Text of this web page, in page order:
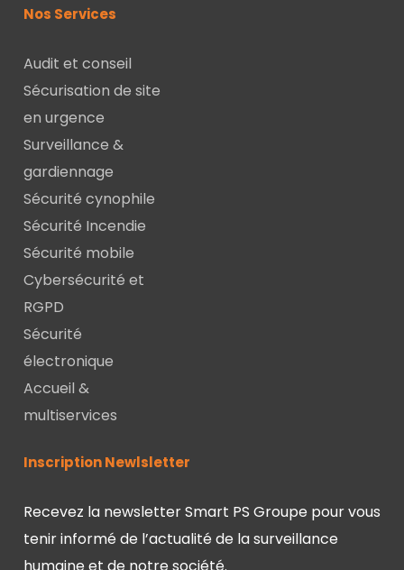
Nos Services
Audit et conseil
Sécurisation de site
en urgence
Surveillance &
gardiennage
Sécurité cynophile
Sécurité Incendie
Sécurité mobile
Cybersécurité et
RGPD
Sécurité
électronique
Accueil &
multiservices
Inscription Newlsletter
Recevez la newsletter Smart PS Groupe pour vous
tenir informé de l’actualité de la surveillance
humaine et de notre société.